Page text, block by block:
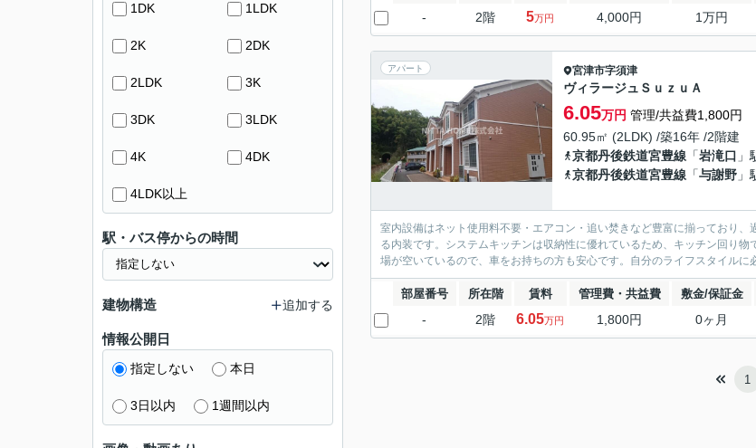
- 2階 5万円 4,000円 1万円
アパート 宮津市字須津
ヴィラージュＳｕｚｕＡ
6.05万円 管理/共益費1,800円
60.95㎡ (2LDK) /築16年 /2階建
京都丹後鉄道宮豊線 「岩滝口 」
京都丹後鉄道宮豊線 「与謝野 」
室内設備はネット使用料不要・エアコン・追い焚きなど豊富に揃っており
る内装です。システムキッチンは収納性に優れているため、キッチン回り
場が空いているので、車をお持ちの方も安心です。自分のライフスタイル
部屋番号 所在階 賃料 管理費・共益費 敷金/保証金
- 2階 6.05万円 1,800円 0ヶ月
1
1DK 1LDK
2K 2DK
2LDK 3K
3DK 3LDK
4K 4DK
4LDK以上
駅・バス停からの時間
建物構造 追加する
情報公開日
指定しない 本日
3日以内 1週間以内